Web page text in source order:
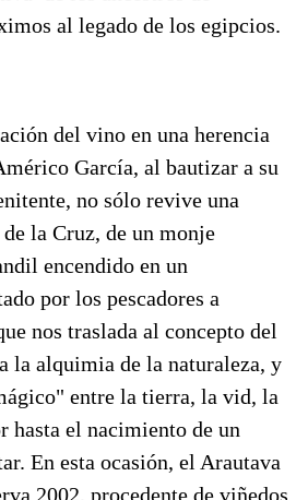
al legado de los egipcios.
del vino en una herencia
García, al bautizar a su
no sólo revive una
la Cruz, de un monje
encendido en un
por los pescadores a
nos traslada al concepto del
la alquimia de la naturaleza, y
entre la tierra, la vid, la
hasta el nacimiento de un
En esta ocasión, el Arautava
2002, procedente de viñedos